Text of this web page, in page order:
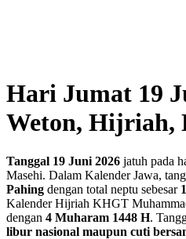
Hari Jumat 19
Weton, Hijriah,
Tanggal 19 Juni 2026 jatuh pada
Masehi. Dalam Kalender Jawa,
Pahing dengan total neptu sebesar
Kalender Hijriah KHGT
dengan 4 Muharam 1448 H.
libur nasional maupun cuti